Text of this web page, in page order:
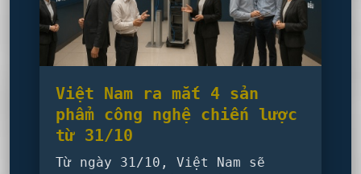
Việt Nam ra mắt 4 sản
phẩm công nghệ chiến lược
từ 31/10
Từ ngày 31/10, Việt Nam sẽ